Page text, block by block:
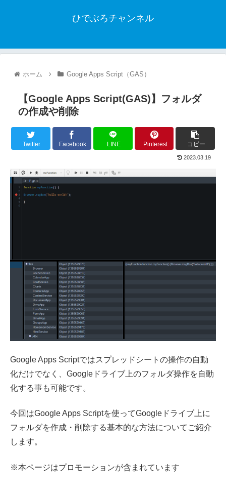
ひでぶろチャンネル
ホーム Google Apps Script（GAS）
【Google Apps Script(GAS)】フォルダ
の作成や削除
Twitter Facebook LINE Pinterest コピー
2023.03.19
Google Apps Scriptではスプレッドシートの操作の自動
化だけでなく、Googleドライブ上のフォルダ操作を自動
化する事も可能です。
今回はGoogle Apps Scriptを使ってGoogleドライブ上に
フォルダを作成・削除する基本的な方法についてご紹介
します。
※本ページはプロモーションが含まれています